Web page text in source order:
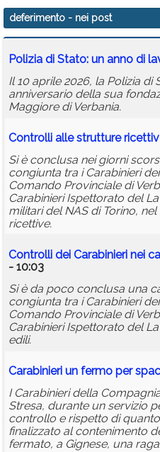
Rubriche
Calendario
Annunci
deferimento - nei post
Polizia di Stato: un anno di
Il 10 aprile 2026, la Polizia di
anniversario della sua
Maggiore di Verbania.
Controlli alle strutture
Si è conclusa nei giorni
congiunta tra i Carabinieri
Comando Provinciale di
Carabinieri Ispettorato del
militari del NAS di Torino,
ricettive.
Controlli dei Carabinieri nei
- 10:03
Si è da poco conclusa una
congiunta tra i Carabinieri
Comando Provinciale di
Carabinieri Ispettorato del
edili.
Carabinieri un fermo per
I Carabinieri della
Stresa, durante un servizio
controllo e rispetto di
finalizzato al contenimento
fermato, a Gignese, una